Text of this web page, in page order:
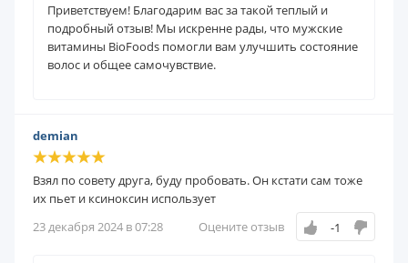
Приветствуем! Благодарим вас за такой теплый и
подробный отзыв! Мы искренне рады, что мужские
витамины BioFoods помогли вам улучшить состояние
волос и общее самочувствие.
demian
Взял по совету друга, буду пробовать. Он кстати сам тоже
их пьет и ксиноксин использует
23 декабря 2024 в 07:28
Оцените отзыв -1